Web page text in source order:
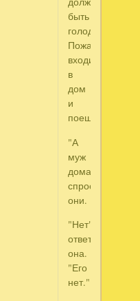
быть
голодны.
Пожалуйста,
входите
в
дом
и
поешьте."
"А
муж
дома?",
спросили
они.
"Нет",
ответила
она.
"Его
нет."